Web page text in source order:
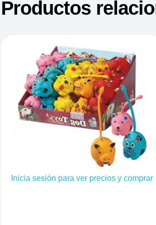
Productos
Inicia sesión para ver precios y comprar